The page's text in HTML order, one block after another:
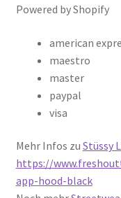
Powered by Shopify
american
maestro
master
paypal
visa
Mehr Infos zu Stüssy
https://
app-hood-black